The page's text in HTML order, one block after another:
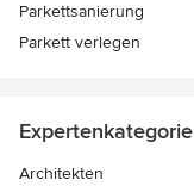
Parkettsanierung
Parkett verlegen
Expertenkategorie
Architekten